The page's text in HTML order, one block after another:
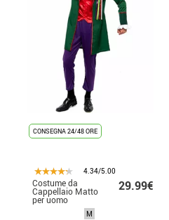
CONSEGNA 24/48 ORE
4.34/5.00
Costume da
Cappellaio Matto
per uomo
29.99€
M